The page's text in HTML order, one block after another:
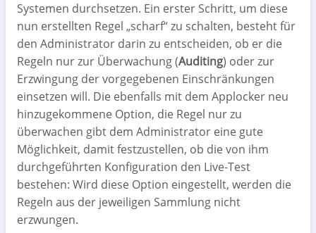
Systemen durchsetzen. Ein erster Schritt, um diese
nun erstellten Regel „scharf“ zu schalten, besteht für
den Administrator darin zu entscheiden, ob er die
Regeln nur zur Überwachung (Auditing) oder zur
Erzwingung der vorgegebenen Einschränkungen
einsetzen will. Die ebenfalls mit dem Applocker neu
hinzugekommene Option, die Regel nur zu
überwachen gibt dem Administrator eine gute
Möglichkeit, damit festzustellen, ob die von ihm
durchgeführten Konfiguration den Live-Test
bestehen: Wird diese Option eingestellt, werden die
Regeln aus der jeweiligen Sammlung nicht
erzwungen.